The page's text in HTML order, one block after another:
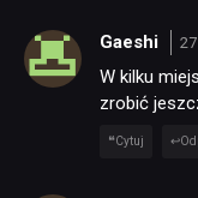
Gaeshi
W kilku
zrobić
Cytuj